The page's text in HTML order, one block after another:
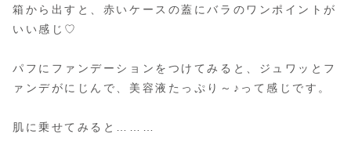
箱から出すと、赤いケースの蓋にバラのワンポイントが
いい感じ♡
パフにファンデーションをつけてみると、ジュワッとフ
ァンデがにじんで、美容液たっぷり～♪って感じです。
肌に乗せてみると………